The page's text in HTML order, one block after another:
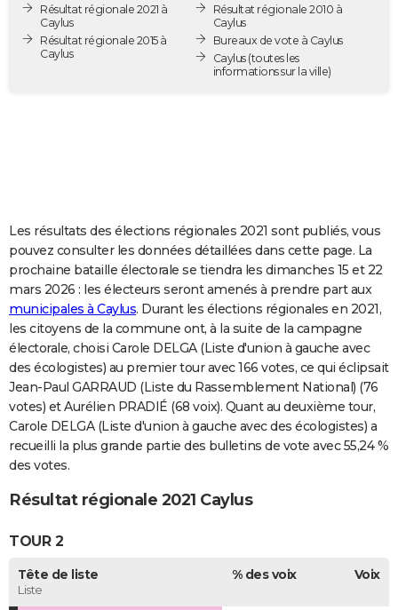
Destinations
City break
Voyage nature
Voyage de noces
Forum
PHOTO
GUIDES D'ACHAT
COPAINS D'AVANT
S'inscrire
Se connecter
Lycées
Collèges
Primaires
Universités
Entreprises
Service militaire
Avis de recherche
AVIS DE DÉCÈS
FORUM
Bricolage
Lifestyle
Culture
Sport
Auto
Television
Voyage
Cinema
Résultat régionale 2021 à
Caylus
Résultat régionale 2015 à
Caylus
Résultat régionale 2010 à
Caylus
Bureaux de vote à Caylus
Caylus(toutes les
informations sur la ville)
Les résultats des élections régionales 2021 sont publiés, vous
pouvez consulter les données détaillées dans cette page. La
prochaine bataille électorale se tiendra les dimanches 15 et 22
mars 2026 : les électeurs seront amenés à prendre part aux
municipales à Caylus. Durant les élections régionales en 2021,
les citoyens de la commune ont, à la suite de la campagne
électorale, choisi Carole DELGA (Liste d'union à gauche avec
des écologistes) au premier tour avec 166 votes, ce qui éclipsait
Jean-Paul GARRAUD (Liste du Rassemblement National) (76
votes) et Aurélien PRADIÉ (68 voix). Quant au deuxième tour,
Carole DELGA (Liste d'union à gauche avec des écologistes) a
recueilli la plus grande partie des bulletins de vote avec 55,24 %
des votes.
Résultat régionale 2021 Caylus
TOUR 2
Tête de liste
Liste
% des voix Voix